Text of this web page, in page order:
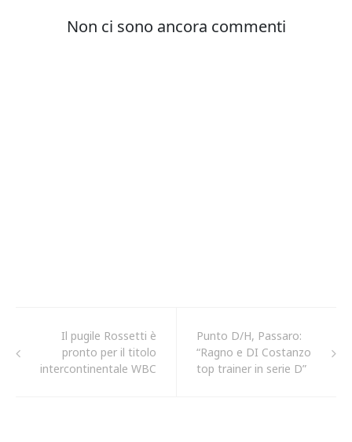
Il pugile Rossetti è
pronto per il titolo
intercontinentale WBC
Punto D/H, Passaro:
“Ragno e DI Costanzo
top trainer in serie D”